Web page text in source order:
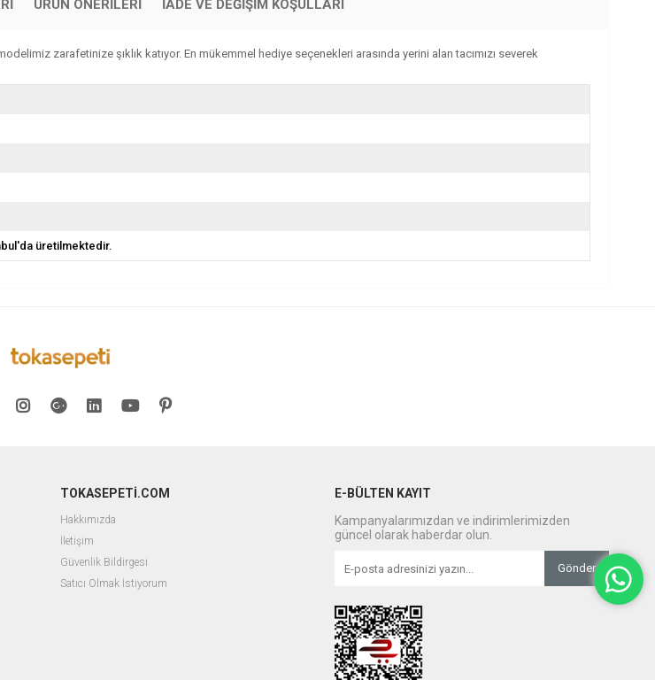
ÜRÜN ÖNERILERI İADE VE DEĞİŞİM KOŞULLARI
zarafetinize şıklık katıyor. En mükemmel hediye seçenekleri arasında yerini alan tacımızı severek
üretilmektedir.
TOKASEPETİ.COM
Hakkımızda
İletişim
Güvenlik Bildirgesi
Satıcı Olmak İstiyorum
E-BÜLTEN KAYIT
Kampanyalarımızdan ve indirimlerimizden
güncel olarak haberdar olun.
Gönder